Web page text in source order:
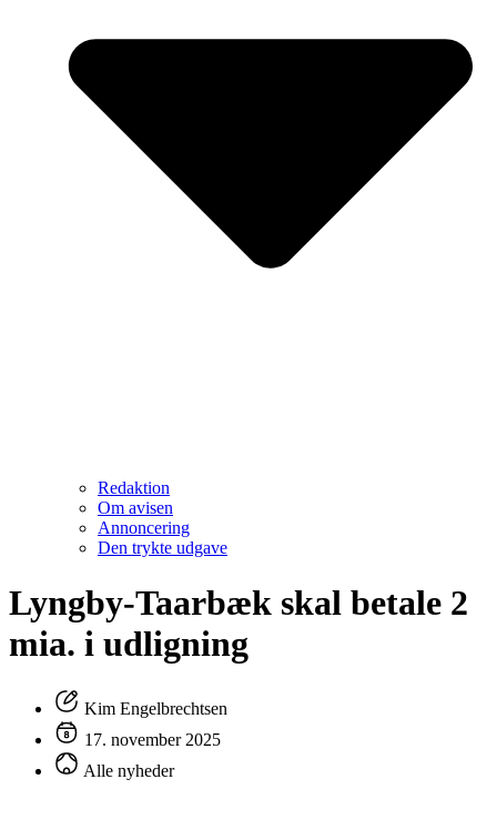
Redaktion
Om avisen
Annoncering
Den trykte udgave
Lyngby-Taarbæk skal betale 2
mia. i udligning
Kim Engelbrechtsen
17. november 2025
Alle nyheder